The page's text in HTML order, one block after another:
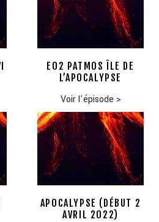
E02 PATMOS ÎLE DE
L’APOCALYPSE
Voir l'épisode >
APOCALYPSE (DÉBUT 2
AVRIL 2022)